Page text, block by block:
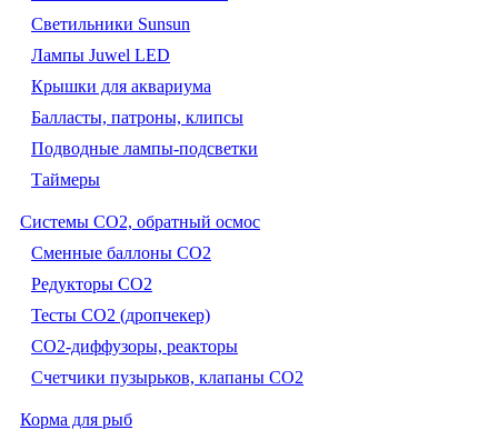
Светильники Sunsun
Лампы Juwel LED
Крышки для аквариума
Балласты, патроны, клипсы
Подводные лампы-подсветки
Таймеры
Системы CO2, обратный осмос
Сменные баллоны СО2
Редукторы СО2
Тесты CO2 (дропчекер)
СО2-диффузоры, реакторы
Счетчики пузырьков, клапаны СО2
Корма для рыб